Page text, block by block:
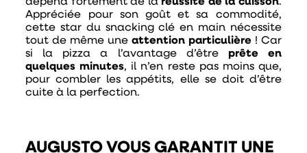
Appréciée pour son goût et sa commodité,
cette star du snacking clé en main nécessite
tout de même une attention particulière! Car
si la pizza a l’avantage d’être prête en
quelques minutes, il n’en reste pas moins que,
pour combler les appétits, elle se doit d’être
cuite à la perfection.
AUGUSTO VOUS GARANTIT UNE